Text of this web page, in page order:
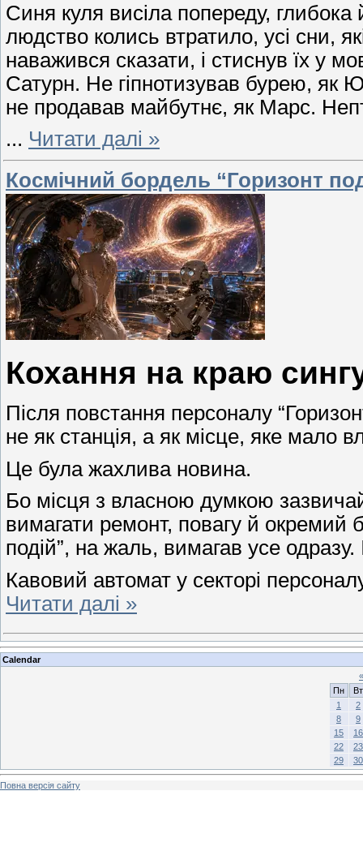
Синя куля висіла попереду, глибока
людство колись втратило, усі сни,
наважився сказати, і стиснув їх у
Сатурн. Не гіпнотизував бурею, як
не продавав майбутнє, як Марс.
... Читати далі »
Космічний бордель “Горизонт
Кохання на краю
Після повстання персоналу
не як станція, а як місце, яке мало
Це була жахлива новина.
Бо місця з власною думкою
вимагати ремонт, повагу й окремий
подій”, на жаль, вимагав усе одразу.
Кавовий автомат у секторі
Читати далі »
Calendar
«
Пн
Вт
1
2
8
9
15
16
22
23
29
30
Повна версія сайту